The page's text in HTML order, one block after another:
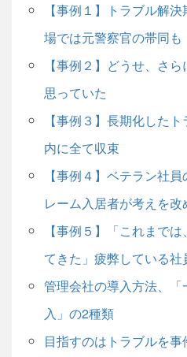
【事例１】トラブル解
場では元警察官の帯同も
【事例２】どうせ、さ
思っていた
【事例３】長期化した
内に全て収束
【事例４】ベテラン社
レーム入居者が考えを改
【事例５】「これまで
てきた」疲弊している
管理会社の導入方法、
入」の2種類
目指すのはトラブルを